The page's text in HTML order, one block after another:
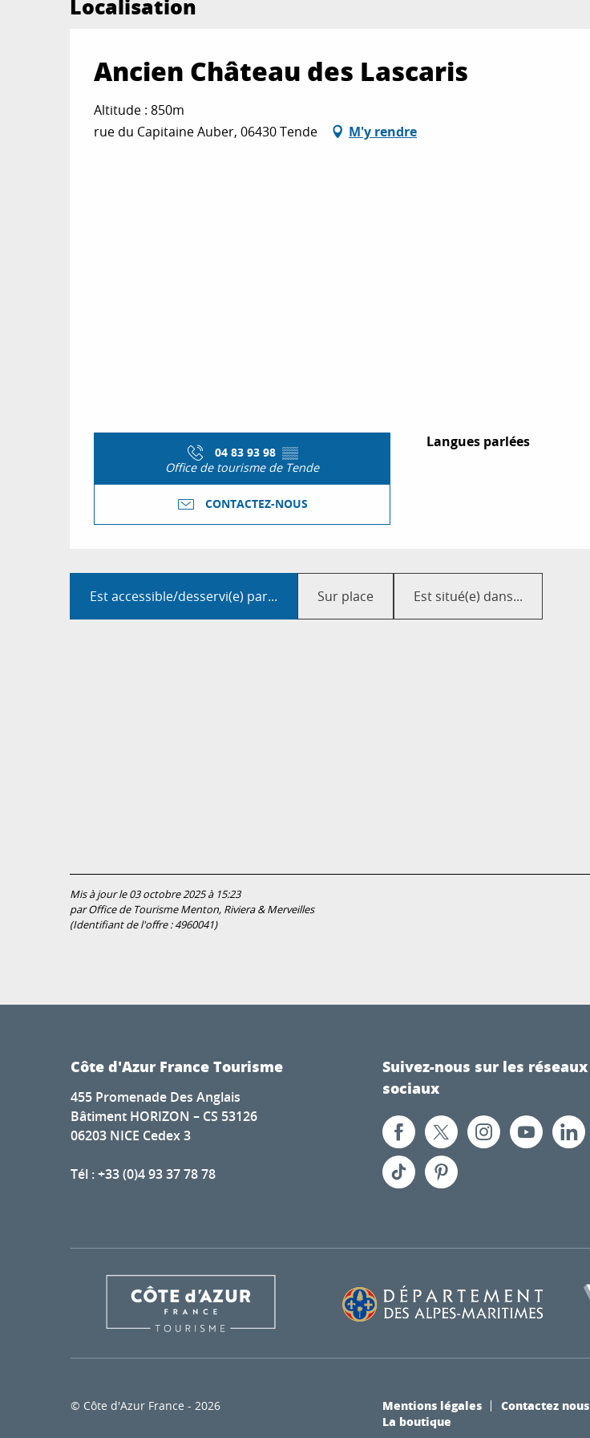
Localisation
Ancien Château des Lascaris
Altitude : 850m
rue du Capitaine Auber, 06430 Tende
M'y rendre
04 83 93 98 ▒▒
Office de tourisme de Tende
CONTACTEZ-NOUS
Langues parlées
Langues parlées
Est accessible/desservi(e) par... Sur place Est situé(e) dans...
Mis à jour le 03 octobre 2025 à 15:23
par Office de Tourisme Menton, Riviera & Merveilles
(Identifiant de l'offre :4960041)
Côte d'Azur France Tourisme
455 Promenade Des Anglais
Bâtiment HORIZON – CS 53126
06203 NICE Cedex 3
Tél : +33 (0)4 93 37 78 78
Suivez-nous sur les réseaux
sociaux
© Côte d'Azur France - 2026 Mentions légales Contactez nous
La boutique